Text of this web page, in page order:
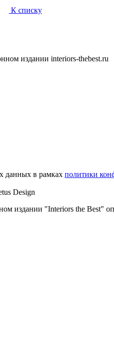
К списку
издании interiors-thebest.ru
данных в рамках политики
издании "Interiors the Best"